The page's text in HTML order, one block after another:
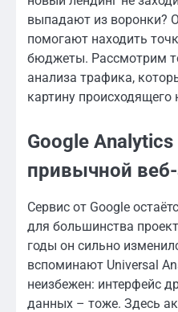
выпадают из воронки?
помогают находить
бюджеты. Рассмотрим
анализа трафика,
картину происходящего
Google
привычной
Сервис от Google
для большинства
годы он сильно
вспоминают Universal
неизбежен: интерфейс
данных – тоже. Здесь